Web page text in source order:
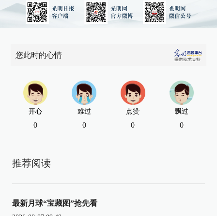
您此时的心情
开心
0
难过
0
点赞
0
飘过
0
推荐阅读
最新月球“宝藏图”抢先看